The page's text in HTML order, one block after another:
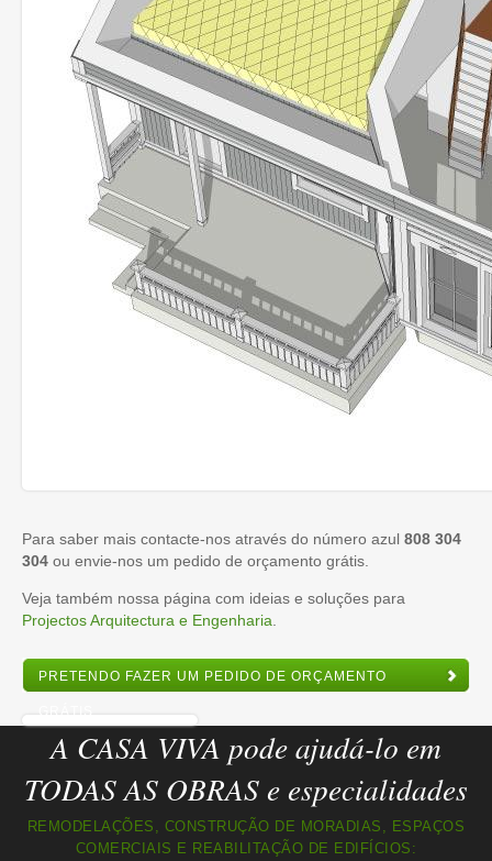
Para saber mais contacte-nos através do número azul 808 304
304 ou envie-nos um pedido de orçamento grátis.
Veja também nossa página com ideias e soluções para
Projectos Arquitectura e Engenharia
PRETENDO FAZER UM PEDIDO DE ORÇAMENTO
GRÁTIS
A CASA VIVA pode ajudá-lo em
TODAS AS OBRAS e especialidades
REMODELAÇÕES, CONSTRUÇÃO DE MORADIAS, ESPAÇOS
COMERCIAIS E REABILITAÇÃO DE EDIFÍCIOS: